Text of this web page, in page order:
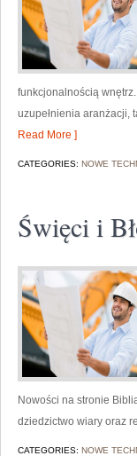
funkcjonalnością
uzupełnienia aranżacji,
Read More ]
CATEGORIES: NOWE
Święci i
Nowości na stronie
dziedzictwo wiary oraz
CATEGORIES: NOWE